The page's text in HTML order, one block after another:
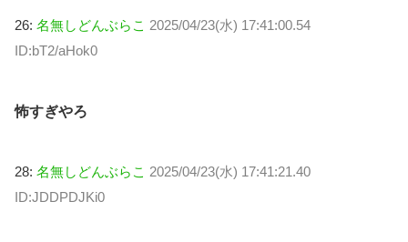
26: 名無しどんぶらこ 2025/04/23(水) 17:41:00.54
ID:bT2/aHok0
怖すぎやろ
28: 名無しどんぶらこ 2025/04/23(水) 17:41:21.40
ID:JDDPDJKi0